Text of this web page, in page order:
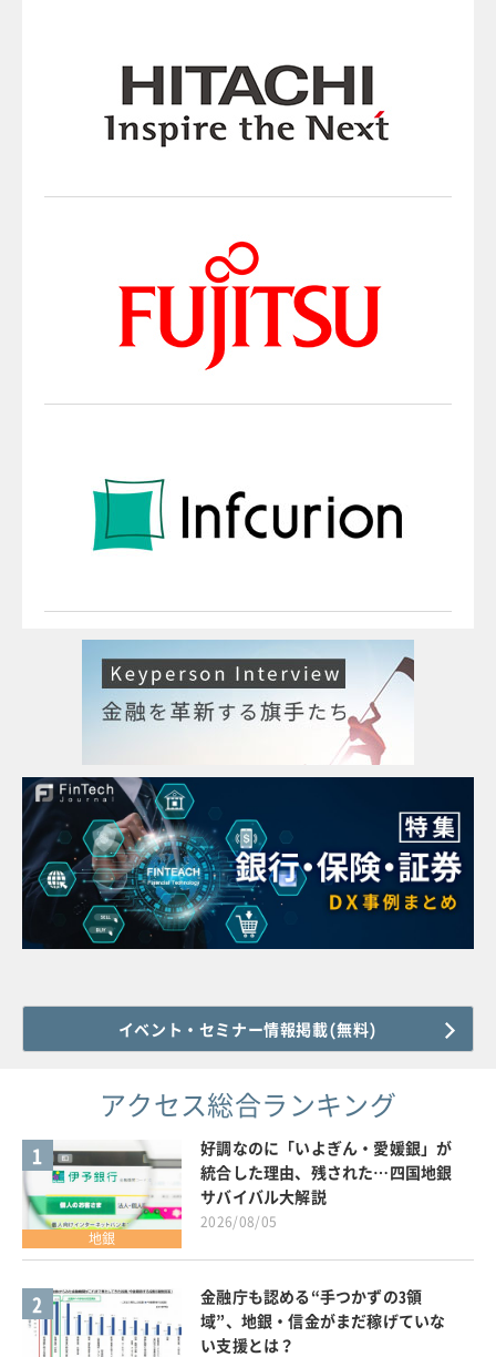
イベント・セミナー情報掲載(無料)
アクセス総合ランキング
1
地銀
好調なのに「いよぎん・愛媛銀」が
統合した理由、残された…四国地銀
サバイバル大解説
2026/08/05
2
金融庁も認める“手つかずの3領
域”、地銀・信金がまだ稼げていな
い支援とは？